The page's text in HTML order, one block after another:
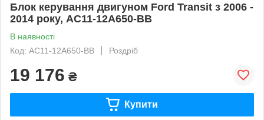
Блок керування двигуном Ford Transit з 2006 -
2014 року, AC11-12A650-BB
В наявності
Код: AC11-12A650-BB
Роздріб
19 176 ₴
Купити